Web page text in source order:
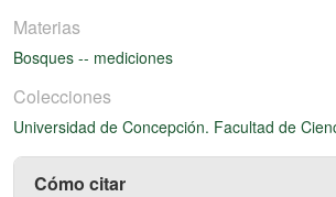
Materias
Bosques -- mediciones
Colecciones
Universidad de Concepción. Facultad de
Cómo citar